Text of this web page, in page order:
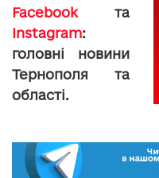
Facebookта
Instagram:
головні новини
Тернополя та
області.